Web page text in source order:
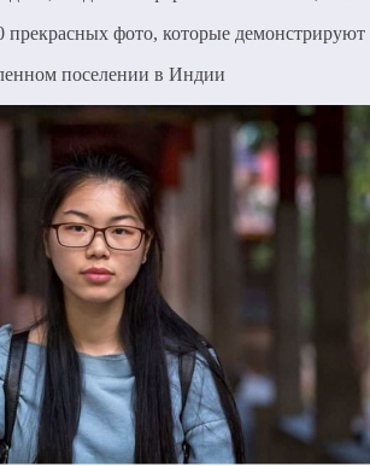
поселении в Индии